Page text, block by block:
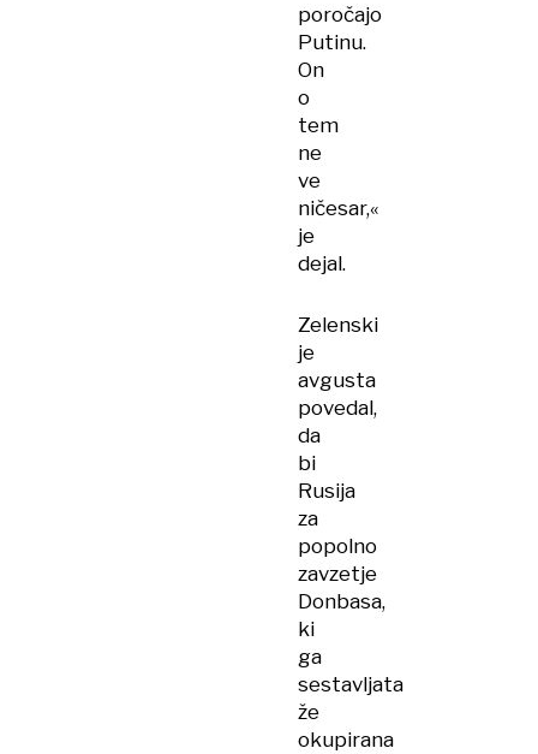
poročajo
Putinu.
On
o
tem
ne
ve
ničesar,«
je
dejal.
Zelenski
je
avgusta
povedal,
da
bi
Rusija
za
popolno
zavzetje
Donbasa,
ki
ga
sestavljata
že
okupirana